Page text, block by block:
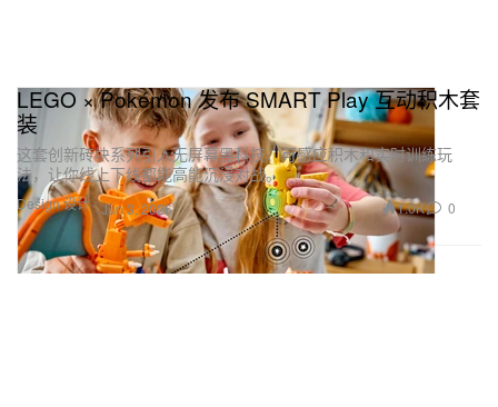
Design 设计
LEGO × Pokémon 发布 SMART Play 互动积木套
装
这套创新砖块系列引入无屏幕黑科技、可感应积木和实时训练玩
法，让你线上下线都能高能沉浸对战。
Jun 3, 2026 1.0K 0